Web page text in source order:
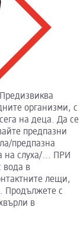
организми, с
на деца. Да се
предпазни
предпазна
на слуха/... ПРИ
вода в
лещи,
Продължете с
в